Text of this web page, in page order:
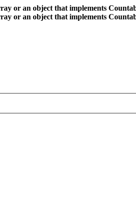
or an object that implements
or an object that implements